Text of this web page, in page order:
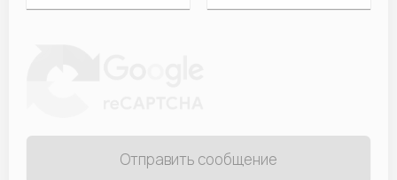
Отправить сообщение